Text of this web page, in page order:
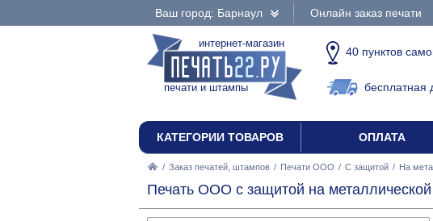
Ваш город: Барнаул Онлайн заказ печати
интернет-магазин
печати и штампы
40 пунктов
бесплатная
КАТЕГОРИИ ТОВАРОВ ОПЛАТА
/ Заказ печатей, штампов / Печати ООО / С защитой / На
Печать ООО с защитой на